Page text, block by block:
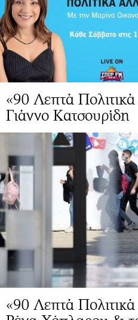
«90 Λεπτά
Γιάννο Κατσουρίδη
«90 Λεπτά